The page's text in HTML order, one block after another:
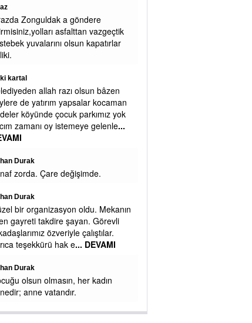
RECEP ÇETİN
F.EKİM’E CEVAP: Fikret bey
yorumunuz ve ilginiz için teşekkür
ederim. Yazımızdaki asıl maksadımız,
mitolojik tanrı yada unsurların Kdz Er
Turgay
Bu iş herkesin harci bi iş değil Recep
bey turk islam davasi uğruna
verdiğiniz bu mücadele icin sehrimiz
ve hemsehrilerimiz adina tesekkur
CETİN A
SİGORTA CEZA AFLARI DA İPTAL
EDİLSİN. GECİKME ZAMMIYLA
BİRLİKTE GERİ ÖDESİNLER YOKSA
KIYAMETTE İKİ ELİMİZ... DEVAMI
Garibanlara vermiyorlar zaten
Zeynep Demir
Başkanını bir EYT'li olarak takip